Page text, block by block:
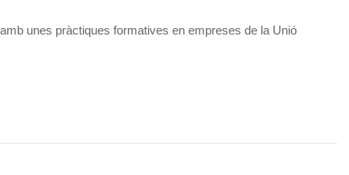
unes pràctiques formatives en empreses de la Unió